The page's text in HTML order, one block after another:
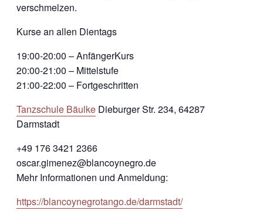
verschmelzen.
Kurse an allen Dientags
19:00-20:00 – AnfängerKurs
20:00-21:00 – Mittelstufe
21:00-22:00 – Fortgeschritten
Tanzschule Bäulke Dieburger Str. 234, 64287
Darmstadt
+49 176 3421 2366
oscar.gimenez@blancoynegro.de
Mehr Informationen und Anmeldung:
https://blancoynegrotango.de/darmstadt/